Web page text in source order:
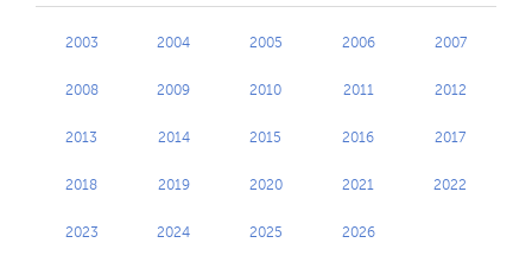
2003 2004 2005 2006 2007
2008 2009 2010 2011 2012
2013 2014 2015 2016 2017
2018 2019 2020 2021 2022
2023 2024 2025 2026